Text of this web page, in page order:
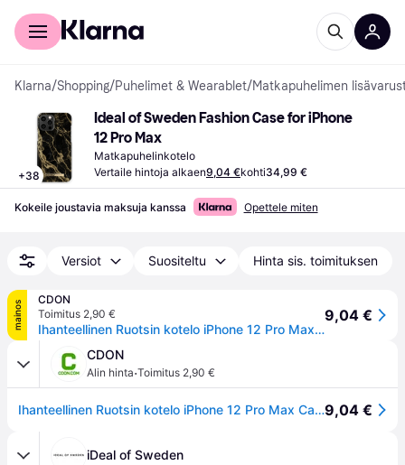
Kuluttajille
Klarna/Shopping/Puhelimet & Wearablet/Matkapuhelimen
+38
Ideal of Sweden Fashion Case for iPhone
12 Pro Max
Matkapuhelinkotelo
Vertaile hintoja alkaen9,04 €kohti34,99 €
Kokeile joustavia maksuja kanssa Opettele miten
Versiot Suositeltu Hinta sis. toimituksen
mainos
CDON
Toimitus 2,90 €
Ihanteellinen Ruotsin kotelo iPhone 12 Pro Max Carrara Gold Marble
9,04 €
CDON
Alin hinta·Toimitus 2,90 €
Ihanteellinen Ruotsin kotelo iPhone 12 Pro Max Carrara Gold Marble9,04 €
iDeal of Sweden